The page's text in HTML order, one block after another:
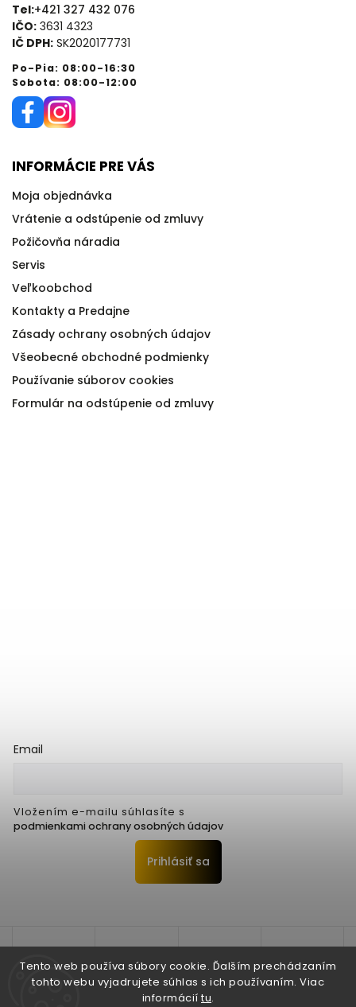
Tento web používa súbory cookie. Ďalším prechádzaním
tohto webu vyjadrujete súhlas s ich používaním. Viac
informácií tu.
Tel:+421 327 432 076
IČO: 3631 4323
IČ DPH: SK2020177731
Po-Pia: 08:00-16:30
Sobota: 08:00-12:00
INFORMÁCIE PRE VÁS
Moja objednávka
Vrátenie a odstúpenie od zmluvy
Požičovňa náradia
Servis
Veľkoobchod
Kontakty a Predajne
Zásady ochrany osobných údajov
Všeobecné obchodné podmienky
Používanie súborov cookies
Formulár na odstúpenie od zmluvy
Email
Vložením e-mailu súhlasíte s
podmienkami ochrany osobných údajov
Prihlásiť sa